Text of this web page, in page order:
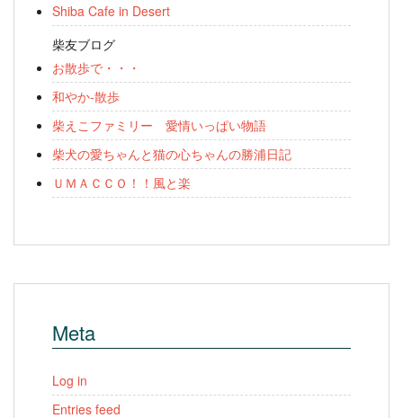
Shiba Cafe in Desert
柴友ブログ
お散歩で・・・
和やか-散歩
柴えこファミリー 愛情いっぱい物語
柴犬の愛ちゃんと猫の心ちゃんの勝浦日記
ＵＭＡＣＣＯ！！風と楽
Meta
Log in
Entries feed